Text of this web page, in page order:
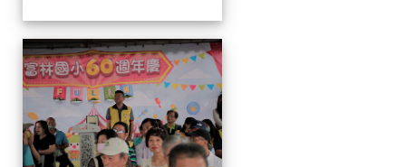
運
動
會